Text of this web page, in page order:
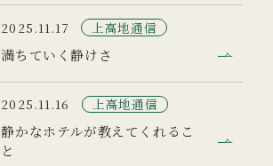
2025.11.17 上高地通信
満ちていく静けさ
2025.11.16 上高地通信
静かなホテルが教えてくれるこ
と